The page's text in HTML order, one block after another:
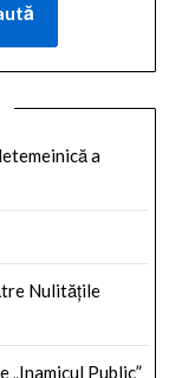
a
Nulitățile
„Inamicul Public”